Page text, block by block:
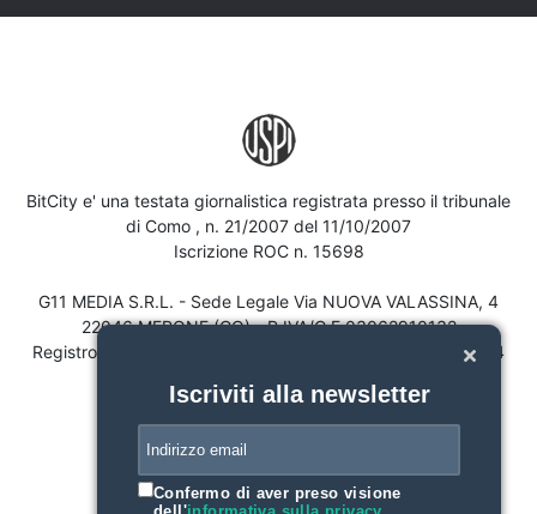
BitCity e' una testata giornalistica registrata presso il tribunale
di Como , n. 21/2007 del 11/10/2007
Iscrizione ROC n. 15698
G11 MEDIA S.R.L. - Sede Legale Via NUOVA VALASSINA, 4
22046 MERONE (CO) - P.IVA/C.F.03062910132
Registro imprese di Como n. 03062910132 - REA n. 293834
Iscriviti alla newsletter
Confermo di aver preso visione